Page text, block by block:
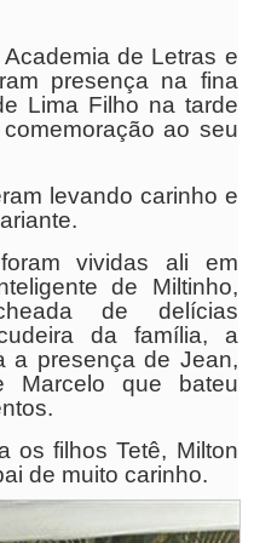
de Letras e
presença na fina
Lima Filho na tarde
ao seu
levando carinho e
vividas ali em
de Miltinho,
de delícias
da família, a
a presença de Jean,
Marcelo que bateu
os filhos Tetê, Milton
de muito carinho.